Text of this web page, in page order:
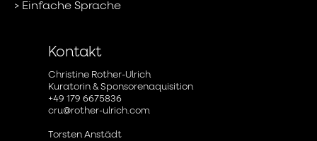
Einfache Sprache
Kontakt
Christine Rother-Ulrich
Kuratorin & Sponsorenaquisition
+49 179 6675836
cru@rother-ulrich.com
Torsten Anstädt